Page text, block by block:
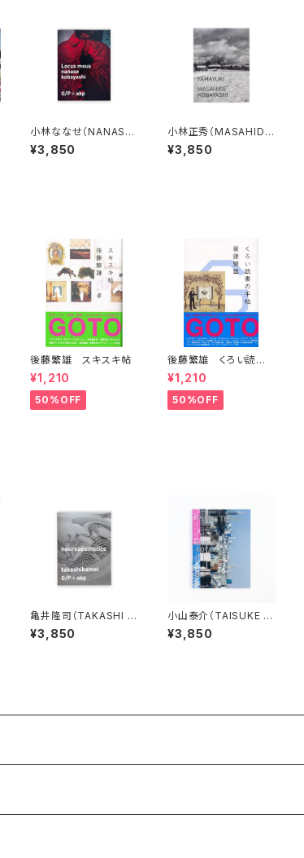
小林ななせ（NANASE
KOBAYASHI）Locus
meus
¥3,850
小林正秀（MASAHIDE
KOBAYASHI）YAMAY
UKI
¥3,850
後藤繁雄 スキスキ帖
¥1,210
50%OFF
後藤繁雄 くろい読書
の手帖
¥1,210
50%OFF
亀井隆司（TAKASHI K
AMEI）neuroaestheti
cs
¥3,850
小山泰介（TAISUKE K
OYAMA）PHASE TRA
NS
¥3,850